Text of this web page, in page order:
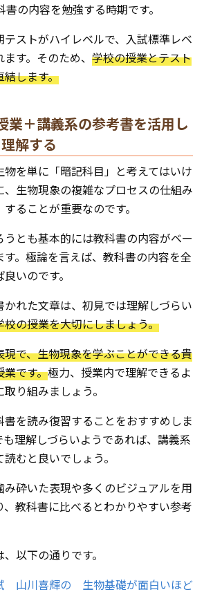
の内容を勉強する時期です。
ストがハイレベルで、入試標準レベ
す。そのため、 学校の授業とテスト
します。
＋講義系の参考書を活用し
解する
を単に「暗記科目」と考えてはいけ
、生物現象の複雑なプロセスの仕組み
ることが重要なのです。
うとも基本的には教科書の内容がベー
。極論を言えば、教科書の内容を全
いのです。
かれた文章は、初見では理解しづらい
校の授業を大切にしましょう。
で、生物現象を学ぶことができる貴
業です。極力、授業内で理解できるよ
り組みましょう。
を読み復習することをおすすめしま
理解しづらいようであれば、講義系
むと良いでしょう。
砕いた表現や多くのビジュアルを用
、教科書に比べるとわかりやすい参考
以下の通りです。
山川喜輝の 生物基礎が面白いほど